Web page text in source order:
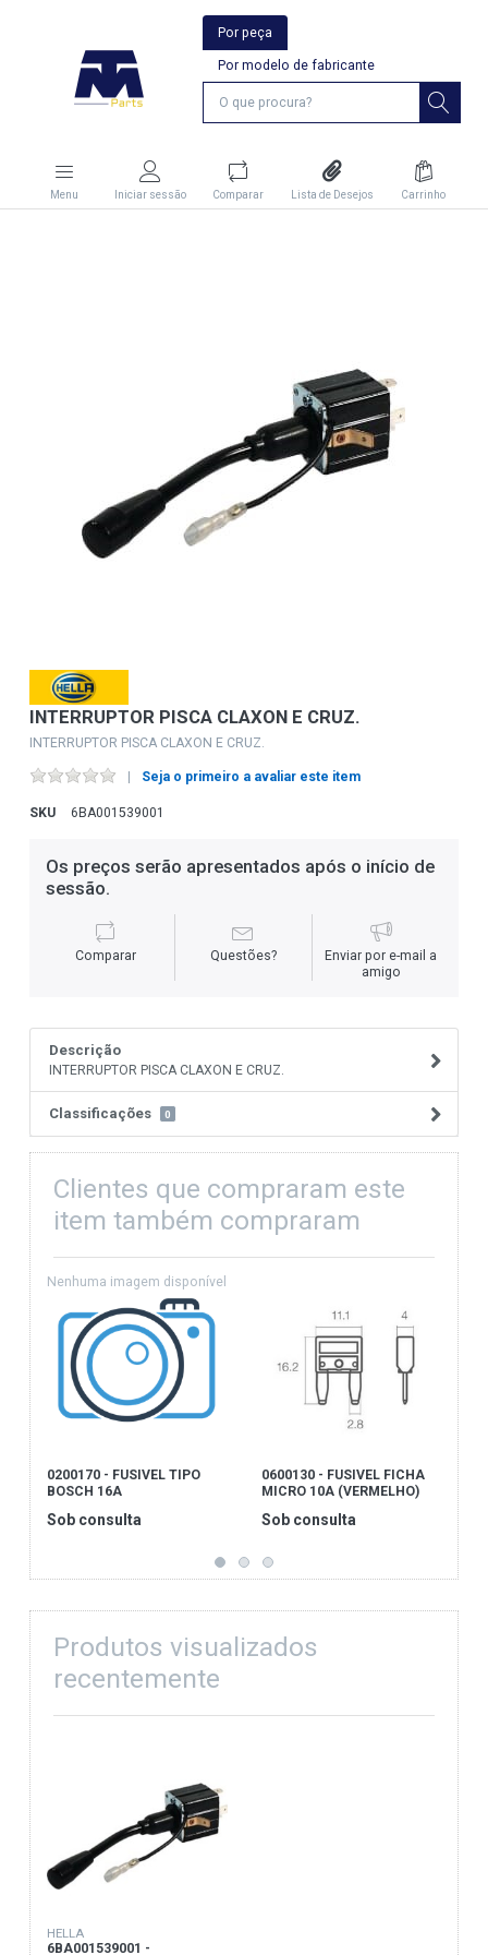
Por peça
Por modelo de fabricante
Menu Iniciar sessão Comparar Lista de Desejos Carrinho
INTERRUPTOR PISCA CLAXON E CRUZ.
INTERRUPTOR PISCA CLAXON E CRUZ.
Seja o primeiro a avaliar este item
SKU 6BA001539001
Os preços serão apresentados após o início de
sessão.
Comparar Questões?
Enviar por e-mail a
amigo
Descrição
INTERRUPTOR PISCA CLAXON E CRUZ.
Classificações 0
Clientes que compraram este
item também compraram
0200170 - FUSIVEL TIPO
BOSCH 16A
Sob consulta
0600130 - FUSIVEL FICHA
MICRO 10A (VERMELHO)
Sob consulta
Produtos visualizados
recentemente
HELLA
6BA001539001 -